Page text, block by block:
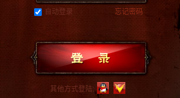
自动登录 忘记密码
其他方式登陆: